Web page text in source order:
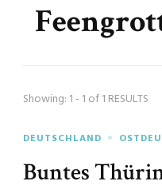
Showing: 1 - 1 of 1 RESULTS
DEUTSCHLAND
Buntes